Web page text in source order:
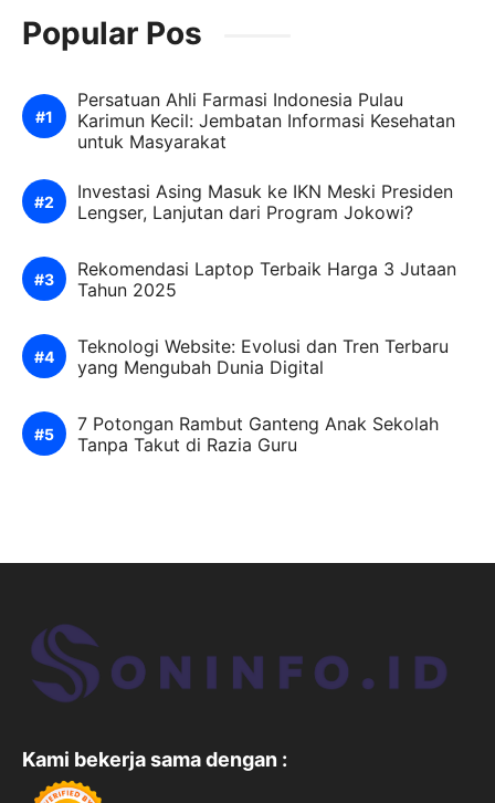
Popular Pos
Persatuan Ahli Farmasi Indonesia Pulau
Karimun Kecil: Jembatan Informasi Kesehatan
untuk Masyarakat
Investasi Asing Masuk ke IKN Meski Presiden
Lengser, Lanjutan dari Program Jokowi?
Rekomendasi Laptop Terbaik Harga 3 Jutaan
Tahun 2025
Teknologi Website: Evolusi dan Tren Terbaru
yang Mengubah Dunia Digital
7 Potongan Rambut Ganteng Anak Sekolah
Tanpa Takut di Razia Guru
Kami bekerja sama dengan :